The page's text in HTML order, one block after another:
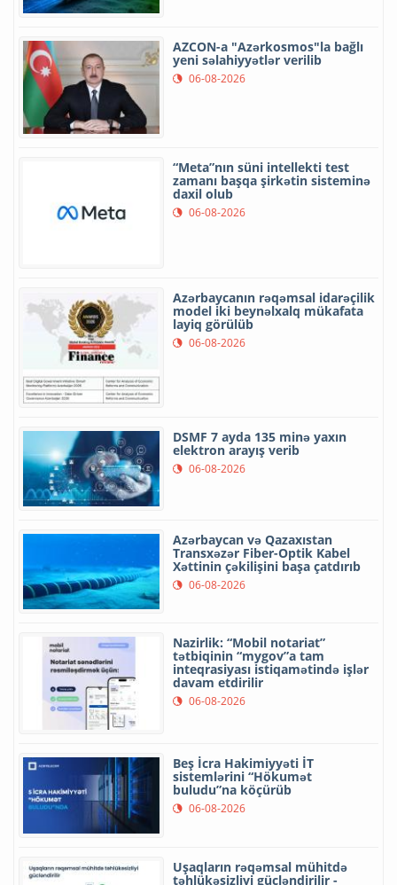
AZCON-a "Azərkosmos"la bağlı
yeni səlahiyyətlər verilib
06-08-2026
“Meta”nın süni intellekti test
zamanı başqa şirkətin sisteminə
daxil olub
06-08-2026
Azərbaycanın rəqəmsal idarəçilik
model iki beynəlxalq mükafata
layiq görülüb
06-08-2026
DSMF 7 ayda 135 minə yaxın
elektron arayış verib
06-08-2026
Azərbaycan və Qazaxıstan
Transxəzər Fiber-Optik Kabel
Xəttinin çəkilişini başa çatdırıb
06-08-2026
Nazirlik: “Mobil notariat”
tətbiqinin “mygov”a tam
inteqrasiyası istiqamətində işlər
davam etdirilir
06-08-2026
Beş İcra Hakimiyyəti İT
sistemlərini “Hökumət
buludu”na köçürüb
06-08-2026
Uşaqların rəqəmsal mühitdə
təhlükəsizliyi gücləndirilir -